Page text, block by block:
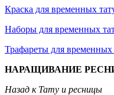
Краска для временных
Наборы для временных
Трафареты для временных
НАРАЩИВАНИЕ
Назад к Тату и ресницы